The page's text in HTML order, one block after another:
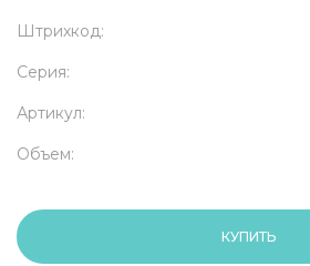
Штрихкод:
Серия:
Артикул:
Объем:
КУПИТЬ